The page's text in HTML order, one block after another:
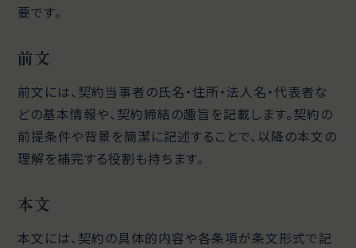
要です。
前文
前文には、契約当事者の氏名・住所・法人名・代表者な
どの基本情報や、契約締結の趣旨を記載します。契約の
前提条件や背景を簡潔に記述することで、以降の本文の
理解を補完する役割も持ちます。
本文
本文には、契約の具体的内容や各条項が条文形式で記